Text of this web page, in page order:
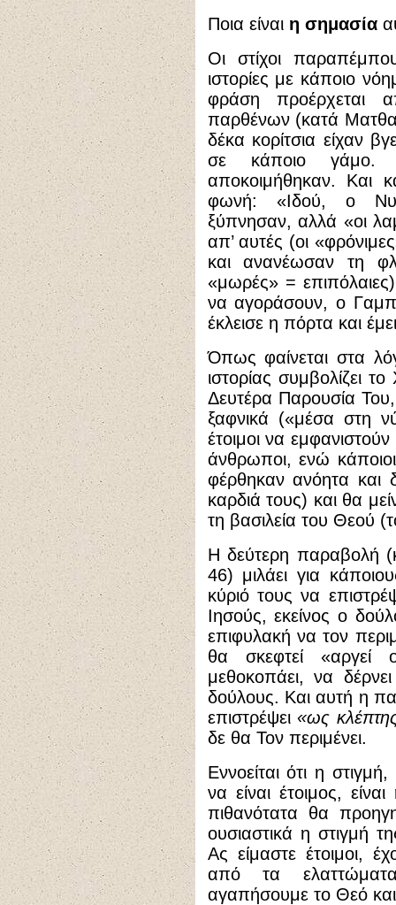
Ποια είναιη σημασία
Οι στίχοι
ιστορίες με κάποιο
φράση προέρχεται
παρθένων (κατά
δέκα κορίτσια είχαν
σε κάποιο γάμο.
αποκοιμήθηκαν. Και
φωνή: «Ιδού, ο
ξύπνησαν, αλλά «οι
απ’ αυτές (οι
και ανανέωσαν τη
«μωρές» =
να αγοράσουν, ο
έκλεισε η πόρτα και
Όπως φαίνεται στα
ιστορίας συμβολίζει
Δευτέρα Παρουσία
ξαφνικά («μέσα στη
έτοιμοι να
άνθρωποι, ενώ κάποιοι
φέρθηκαν ανόητα και
καρδιά τους) και θα
τη βασιλεία του Θεού
Η δεύτερη παραβολή
46) μιλάει για
κύριό τους να
Ιησούς, εκείνος ο
επιφυλακή να τον
θα σκεφτεί «αργεί
μεθοκοπάει, να
δούλους. Και αυτή η
επιστρέψει«ως
δε θα Τον περιμένει.
Εννοείται ότι η
να είναι έτοιμος,
πιθανότατα θα
ουσιαστικά η στιγμή
Ας είμαστε έτοιμοι,
από τα
αγαπήσουμε το Θεό